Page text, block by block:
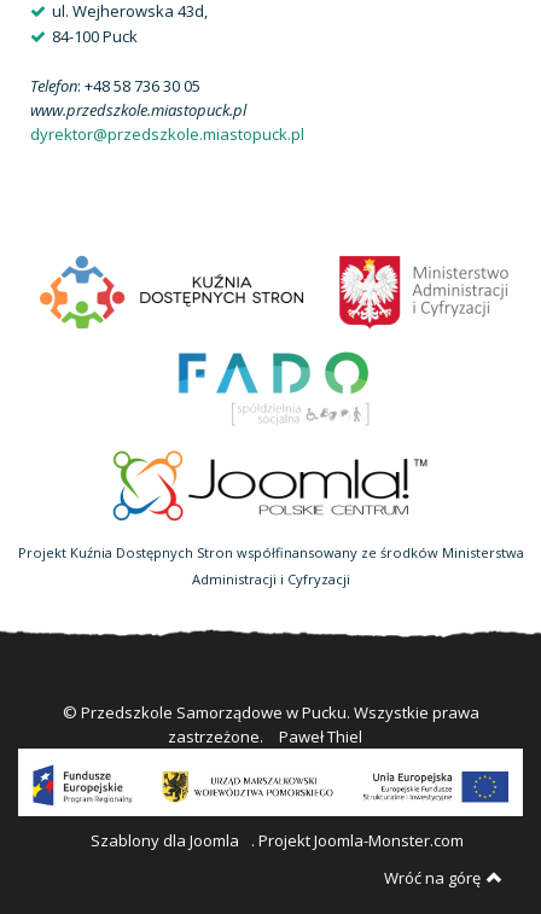
ul. Wejherowska 43d,
84-100 Puck
Telefon: +48 58 736 30 05
www.przedszkole.miastopuck.pl
dyrektor@przedszkole.miastopuck.pl
Projekt Kuźnia Dostępnych Stron współfinansowany ze środków Ministerstwa
Administracji i Cyfryzacji
© Przedszkole Samorządowe w Pucku. Wszystkie prawa
zastrzeżone.
Paweł Thiel
Szablony dla Joomla
. Projekt Joomla-Monster.com
Wróć na górę